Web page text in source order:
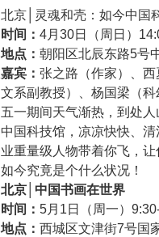
北京│灵魂和壳：如今中国
时间： 4月30日（周日）
地点： 朝阳区北辰东路5号
嘉宾： 张之路（作家）、
文系副教授）、杨国梁（科
五一期间天气渐热，到处
中国科技馆，凉凉快快、
业重量级人物带着你飞，
如今究竟是个什么状况！
北京│中国书画在世界
时间： 5月1日（周一）
地点： 西城区文津街7号国